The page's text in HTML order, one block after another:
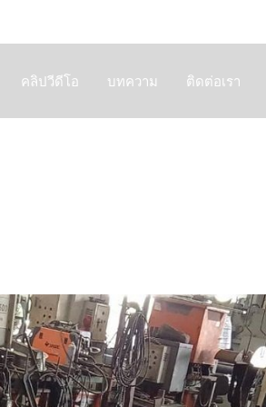
คลิปวีดีโอ บทความ ติดต่อเรา